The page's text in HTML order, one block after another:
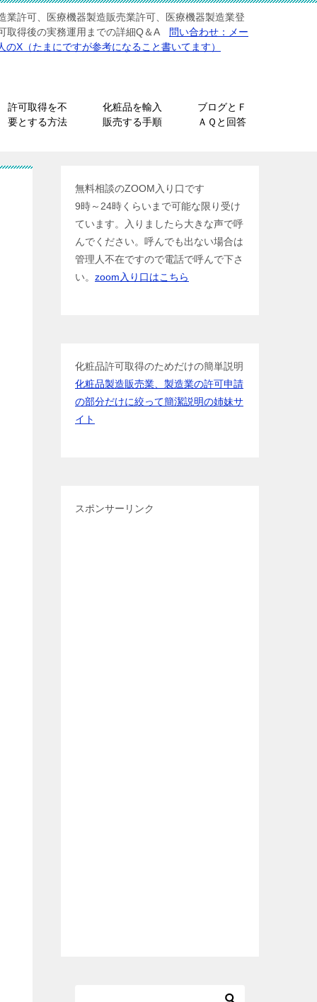
業許可、医療機器製造販売業許可、医療機器製造業登
取得後の実務運用までの詳細Q＆A
問い合わせ：メー
のX（たまにですが参考になること書いてます）
許可取得を不
要とする方法
化粧品を輸入
販売する手順
ブログとＦ
ＡＱと回答
無料相談のZOOM入り口です
9時～24時くらいまで可能な限り受け
ています。入りましたら大きな声で呼
んでください。呼んでも出ない場合は
管理人不在ですので電話で呼んで下さ
い。 zoom入り口はこちら
化粧品許可取得のためだけの簡単説明
化粧品製造販売業、製造業の許可申請
の部分だけに絞って簡潔説明の姉妹サ
イト
スポンサーリンク